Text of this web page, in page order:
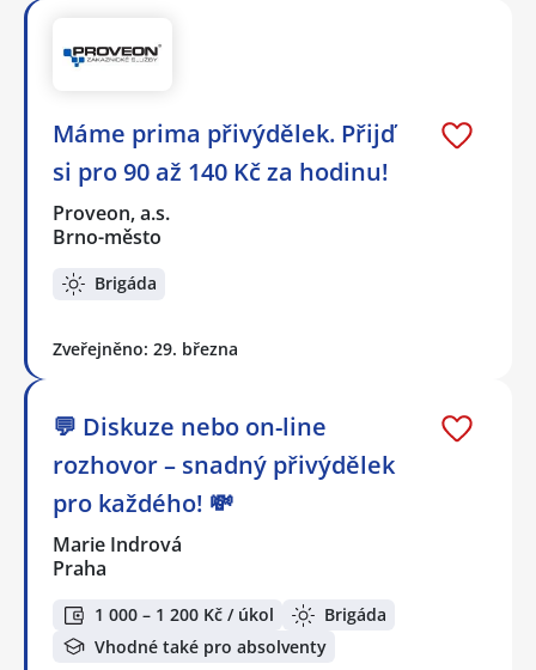
Máme prima přivýdělek. Přijď
si pro 90 až 140 Kč za hodinu!
Proveon, a.s.
Brno-město
Brigáda
Zveřejněno: 29. března
💬 Diskuze nebo on-line
rozhovor – snadný přivýdělek
pro každého! 💸
Marie Indrová
Praha
1 000 – 1 200 Kč / úkol
Brigáda
Vhodné také pro absolventy